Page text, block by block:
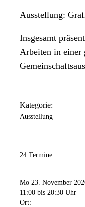
Ausstellung:
Insgesamt
Arbeiten in einer
Kategorie:
Ausstellung
24 Termine
Mo 23. November
11:00 bis 20:30 Uhr
Ort: